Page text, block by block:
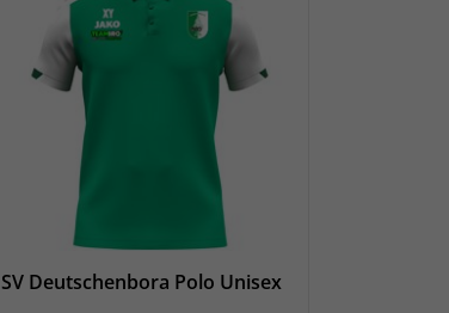
SV Deutschenbora Polo Unisex